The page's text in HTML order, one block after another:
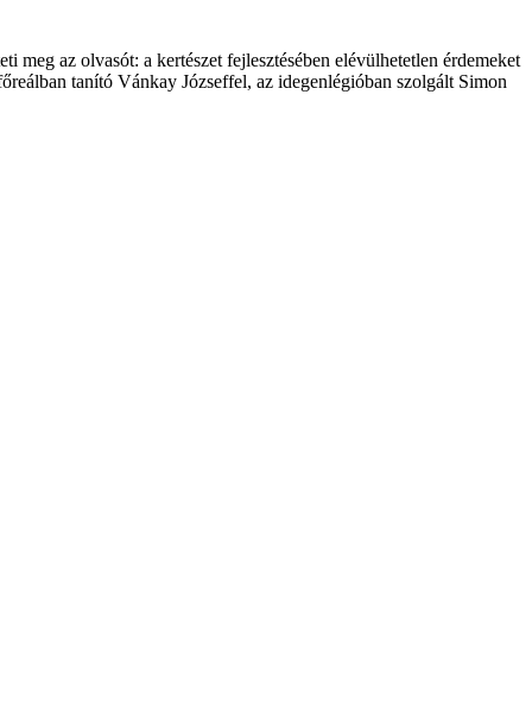
meg az olvasót: a kertészet fejlesztésében elévülhetetlen érdemeket
tanító Vánkay Józseffel, az idegenlégióban szolgált Simon